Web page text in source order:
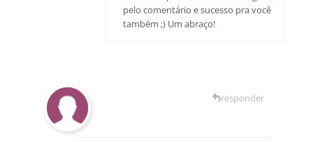
pelo comentário e sucesso pra você
também ;) Um abraço!
responder